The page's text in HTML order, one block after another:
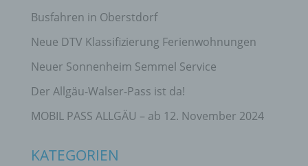
Busfahren in Oberstdorf
Neue DTV Klassifizierung Ferienwohnungen
Neuer Sonnenheim Semmel Service
Der Allgäu-Walser-Pass ist da!
MOBIL PASS ALLGÄU – ab 12. November 2024
KATEGORIEN